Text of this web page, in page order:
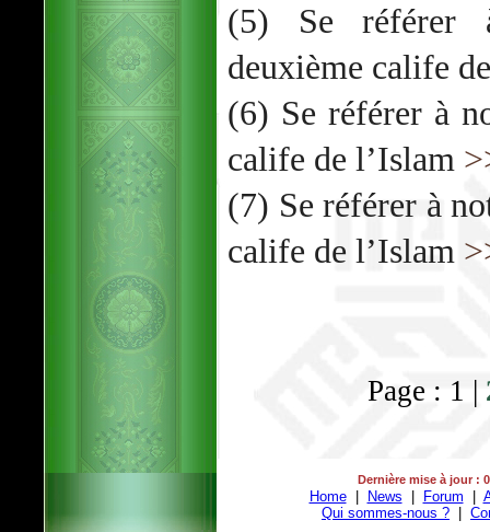
(5) Se référer
deuxième calife
(6) Se référer à
calife de l’Islam
(7) Se référer à
calife de l’Islam
Page : 1 |
Dernière mise à jour :
Home| News | Forum |
Qui sommes-nous ? |